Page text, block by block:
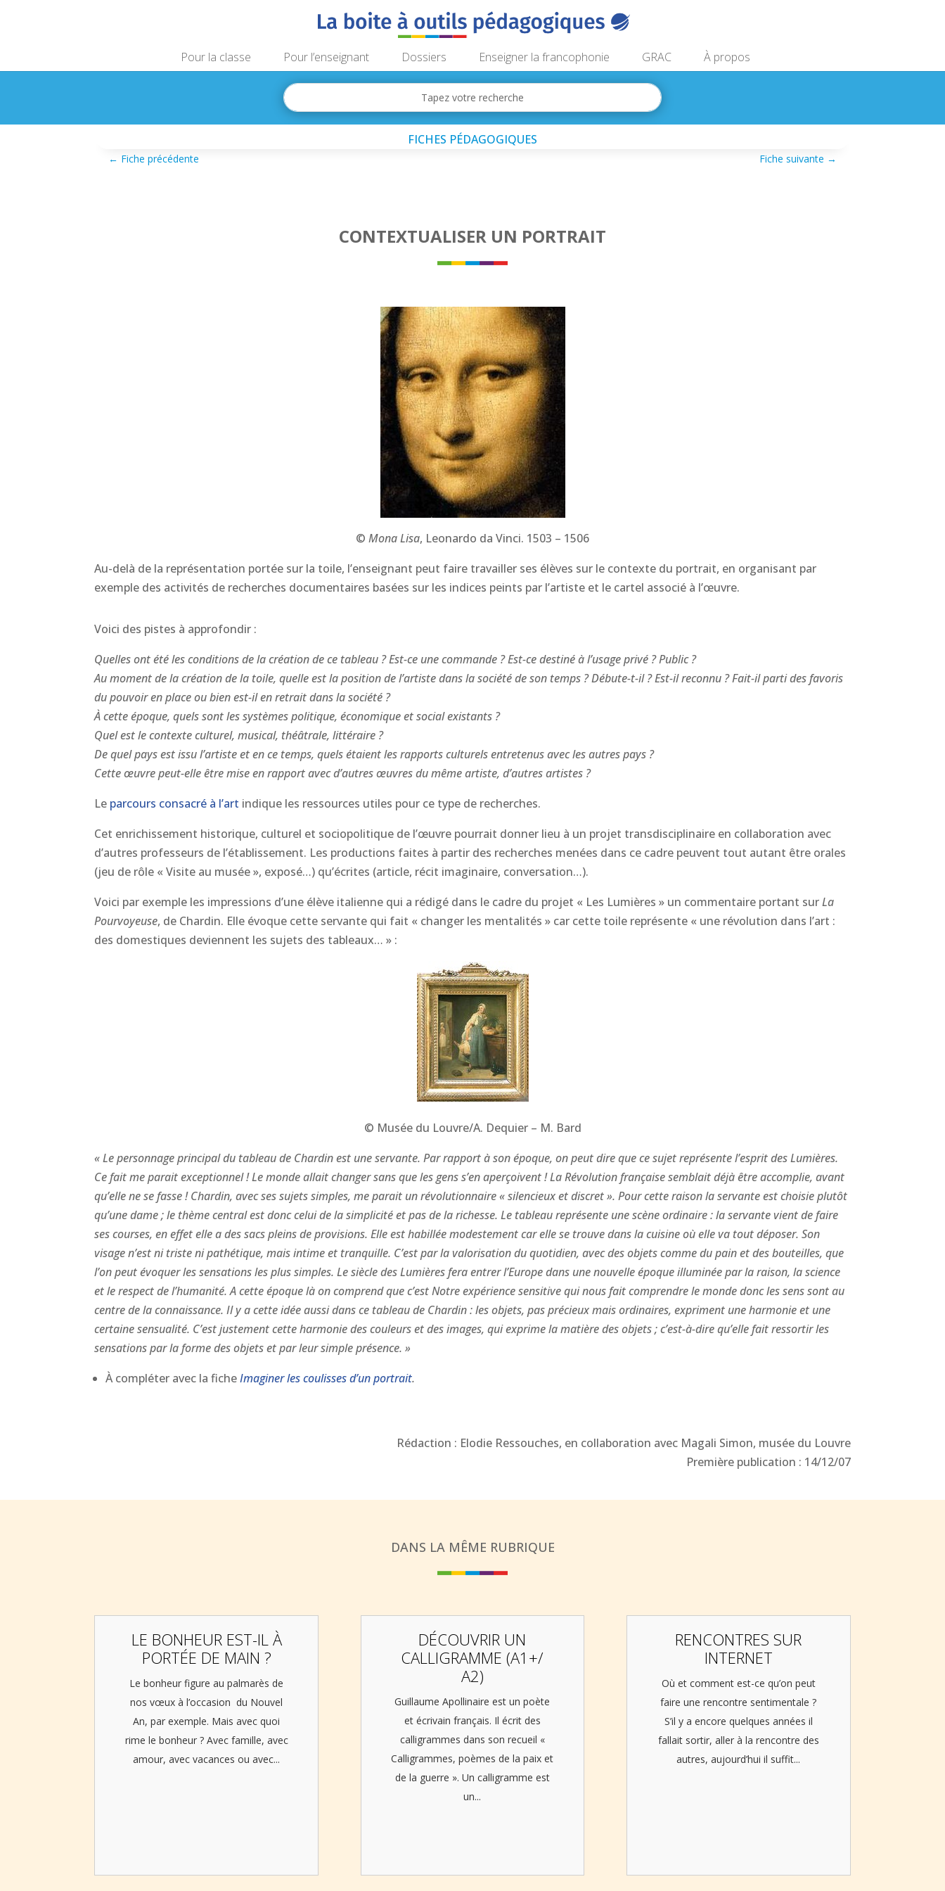
Pour la classe Pour l’enseignant Dossiers Enseigner la francophonie GRAC À propos
FICHES PÉDAGOGIQUES
← Fiche précédente Fiche suivante →
CONTEXTUALISER UN PORTRAIT
© Mona Lisa, Leonardo da Vinci. 1503 – 1506
Au-delà de la représentation portée sur la toile, l’enseignant peut faire travailler ses élèves sur le contexte du portrait, en organisant par
exemple des activités de recherches documentaires basées sur les indices peints par l’artiste et le cartel associé à l’œuvre.
Voici des pistes à approfondir :
Quelles ont été les conditions de la création de ce tableau ? Est-ce une commande ? Est-ce destiné à l’usage privé ? Public ?
Au moment de la création de la toile, quelle est la position de l’artiste dans la société de son temps ? Débute-t-il ? Est-il reconnu ? Fait-il parti des favoris
du pouvoir en place ou bien est-il en retrait dans la société ?
À cette époque, quels sont les systèmes politique, économique et social existants ?
Quel est le contexte culturel, musical, théâtrale, littéraire ?
De quel pays est issu l’artiste et en ce temps, quels étaient les rapports culturels entretenus avec les autres pays ?
Cette œuvre peut-elle être mise en rapport avec d’autres œuvres du même artiste, d’autres artistes ?
Le parcours consacré à l’art indique les ressources utiles pour ce type de recherches.
Cet enrichissement historique, culturel et sociopolitique de l’œuvre pourrait donner lieu à un projet transdisciplinaire en collaboration avec
d’autres professeurs de l’établissement. Les productions faites à partir des recherches menées dans ce cadre peuvent tout autant être orales
(jeu de rôle « Visite au musée », exposé…) qu’écrites (article, récit imaginaire, conversation…).
Voici par exemple les impressions d’une élève italienne qui a rédigé dans le cadre du projet « Les Lumières » un commentaire portant surLa
Pourvoyeuse, de Chardin. Elle évoque cette servante qui fait « changer les mentalités » car cette toile représente « une révolution dans l’art :
des domestiques deviennent les sujets des tableaux… » :
© Musée du Louvre/A. Dequier – M. Bard
« Le personnage principal du tableau de Chardin est une servante. Par rapport à son époque, on peut dire que ce sujet représente l’esprit des Lumières.
Ce fait me parait exceptionnel ! Le monde allait changer sans que les gens s’en aperçoivent ! La Révolution française semblait déjà être accomplie, avant
qu’elle ne se fasse ! Chardin, avec ses sujets simples, me parait un révolutionnaire « silencieux et discret ». Pour cette raison la servante est choisie plutôt
qu’une dame ; le thème central est donc celui de la simplicité et pas de la richesse. Le tableau représente une scène ordinaire : la servante vient de faire
ses courses, en effet elle a des sacs pleins de provisions. Elle est habillée modestement car elle se trouve dans la cuisine où elle va tout déposer. Son
visage n’est ni triste ni pathétique, mais intime et tranquille. C’est par la valorisation du quotidien, avec des objets comme du pain et des bouteilles, que
l’on peut évoquer les sensations les plus simples. Le siècle des Lumières fera entrer l’Europe dans une nouvelle époque illuminée par la raison, la science
et le respect de l’humanité. A cette époque là on comprend que c’est Notre expérience sensitive qui nous fait comprendre le monde donc les sens sont au
centre de la connaissance. Il y a cette idée aussi dans ce tableau de Chardin : les objets, pas précieux mais ordinaires, expriment une harmonie et une
certaine sensualité. C’est justement cette harmonie des couleurs et des images, qui exprime la matière des objets ; c’est-à-dire qu’elle fait ressortir les
sensations par la forme des objets et par leur simple présence. »
À compléter avec la fiche Imaginer les coulisses d’un portrait.
Rédaction : Elodie Ressouches, en collaboration avec Magali Simon, musée du Louvre
Première publication : 14/12/07
DANS LA MÊME RUBRIQUE
LE BONHEUR EST-IL À
PORTÉE DE MAIN ?
Le bonheur figure au palmarès de
nos vœux à l’occasion du Nouvel
An, par exemple. Mais avec quoi
rime le bonheur ? Avec famille, avec
amour, avec vacances ou avec...
DÉCOUVRIR UN
CALLIGRAMME (A1+/
A2)
Guillaume Apollinaire est un poète
et écrivain français. Il écrit des
calligrammes dans son recueil «
Calligrammes, poèmes de la paix et
de la guerre ». Un calligramme est
un...
RENCONTRES SUR
INTERNET
Où et comment est-ce qu’on peut
faire une rencontre sentimentale ?
S’il y a encore quelques années il
fallait sortir, aller à la rencontre des
autres, aujourd’hui il suffit...